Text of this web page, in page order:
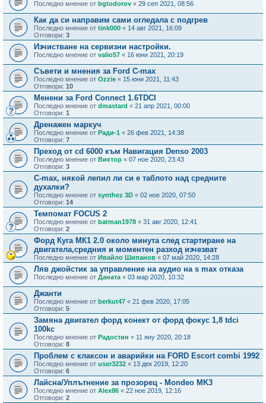
Последно мнение от bgtodorov « 29 сеп 2021, 08:56
Как да си направим сами огледала с подгрев
Последно мнение от tink000 « 14 авг 2021, 16:09
Отговори: 3
Изчистване на сервизни настройки.
Последно мнение от valio57 « 16 юни 2021, 20:19
Съвети и мнения за Ford C-max
Последно мнение от Ozzie « 15 юни 2021, 11:43
Отговори: 10
Менени за Ford Connect 1.6TDCI
Последно мнение от dmastard « 21 апр 2021, 00:00
Отговори: 1
Дренажен маркуч
Последно мнение от Ради-1 « 26 фев 2021, 14:38
Отговори: 7
Преход от cd 6000 към Навигация Denso 2003
Последно мнение от Виктор « 07 ное 2020, 23:43
Отговори: 3
C-max, някой лепил ли си е таблото над средните
духалки?
Последно мнение от synthez 3D « 02 ное 2020, 07:50
Отговори: 14
Темпомат FOCUS 2
Последно мнение от batman1978 « 31 авг 2020, 12:41
Отговори: 2
Форд Куга МК1 2.0 около минута след стартиране на
двигатела,средния и моментен разход изчезват
Последно мнение от Ивайло Шипанов « 07 май 2020, 14:28
Ляв джойстик за управление на аудио на s max отказа
Последно мнение от Даната « 03 мар 2020, 10:32
Джанти
Последно мнение от berkut47 « 21 фев 2020, 17:05
Отговори: 5
Замяна двигател форд конект от форд фокус 1,8 tdci
100kc
Последно мнение от Радостин « 11 яну 2020, 20:18
Отговори: 8
Проблем с клаксон и аварийки на FORD Escort combi 1992
Последно мнение от user3232 « 13 дек 2019, 12:20
Отговори: 6
Лайсна/Уплътнение за прозорец - Mondeo MK3
Последно мнение от Alex86 « 22 ное 2019, 12:16
Отговори: 2